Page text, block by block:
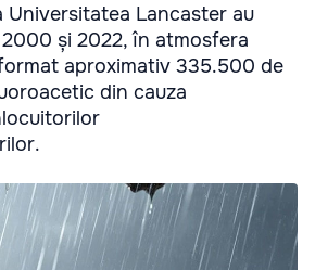
Universitatea Lancaster au
și 2022, în atmosfera
aproximativ 335.500 de
din cauza